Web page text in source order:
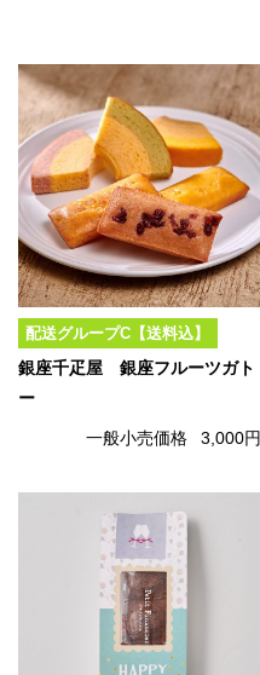
配送グループC【送料込】
銀座千疋屋 銀座フルーツガト
ー
一般小売価格 3,000円